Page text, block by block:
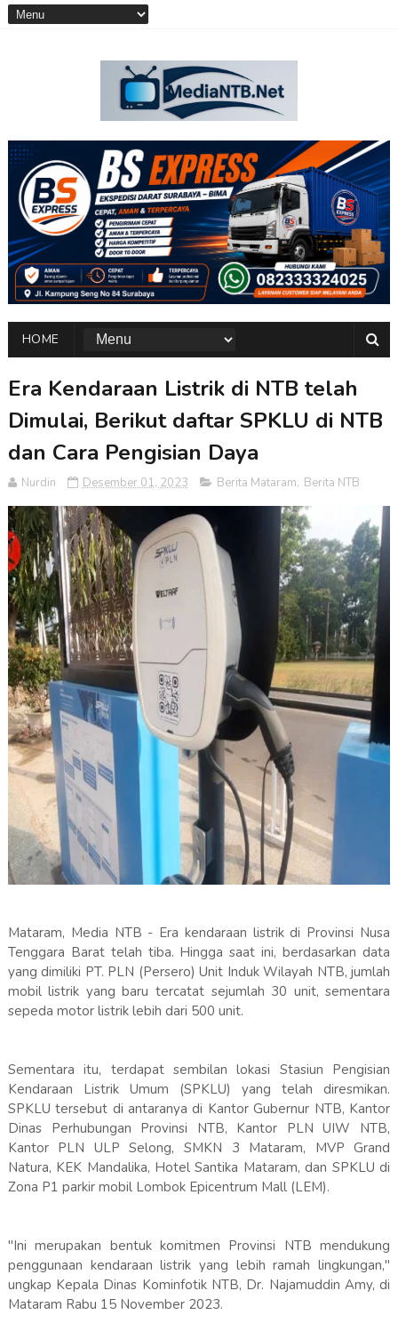
HOME
Era Kendaraan Listrik di NTB telah
Dimulai, Berikut daftar SPKLU di NTB
dan Cara Pengisian Daya
Nurdin Desember 01, 2023 Berita Mataram, Berita NTB
Mataram, Media NTB - Era kendaraan listrik di Provinsi Nusa
Tenggara Barat telah tiba. Hingga saat ini, berdasarkan data
yang dimiliki PT. PLN (Persero) Unit Induk Wilayah NTB, jumlah
mobil listrik yang baru tercatat sejumlah 30 unit, sementara
sepeda motor listrik lebih dari 500 unit.
Sementara itu, terdapat sembilan lokasi Stasiun Pengisian
Kendaraan Listrik Umum (SPKLU) yang telah diresmikan.
SPKLU tersebut di antaranya di Kantor Gubernur NTB, Kantor
Dinas Perhubungan Provinsi NTB, Kantor PLN UIW NTB,
Kantor PLN ULP Selong, SMKN 3 Mataram, MVP Grand
Natura, KEK Mandalika, Hotel Santika Mataram, dan SPKLU di
Zona P1 parkir mobil Lombok Epicentrum Mall (LEM).
"Ini merupakan bentuk komitmen Provinsi NTB mendukung
penggunaan kendaraan listrik yang lebih ramah lingkungan,"
ungkap Kepala Dinas Kominfotik NTB, Dr. Najamuddin Amy, di
Mataram Rabu 15 November 2023.